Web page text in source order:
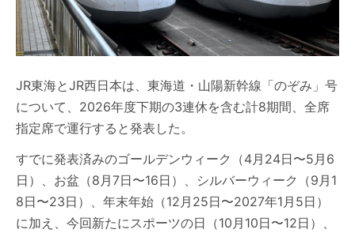
JR東海とJR西日本は、東海道・山陽新幹線「のぞみ」号
について、2026年度下期の3連休を含む計8期間、全席
指定席で運行すると発表した。
すでに発表済みのゴールデンウィーク（4月24日〜5月6
日）、お盆（8月7日〜16日）、シルバーウィーク（9月1
8日〜23日）、年末年始（12月25日〜2027年1月5日）
に加え、今回新たにスポーツの日（10月10日〜12日）、